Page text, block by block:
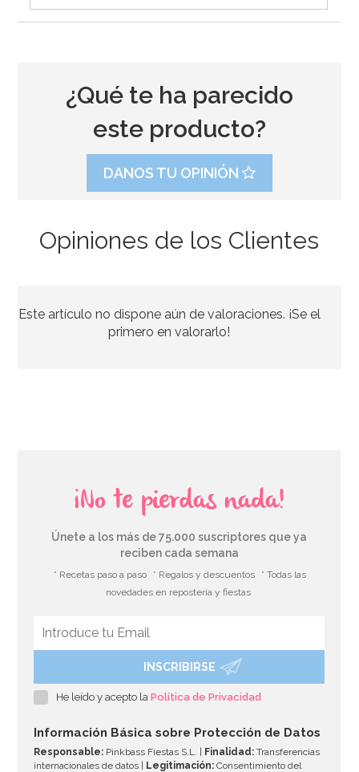
¿Qué te ha parecido
este producto?
DANOS TU OPINIÓN
Opiniones de los Clientes
Este artículo no dispone aún de valoraciones. ¡Se el
primero en valorarlo!
¡No te pierdas nada!
Únete a los más de 75.000 suscriptores que ya
reciben cada semana
* Recetas paso a paso * Regalos y descuentos
* Todas las
novedades en repostería y fiestas
INSCRIBIRSE
He leído y acepto laPolítica de Privacidad
Información Básica sobre Protección de Datos
Responsable: Pinkbass Fiestas S.L. | Finalidad: Transferencias
internacionales de datos |
Legitimación: Consentimiento del